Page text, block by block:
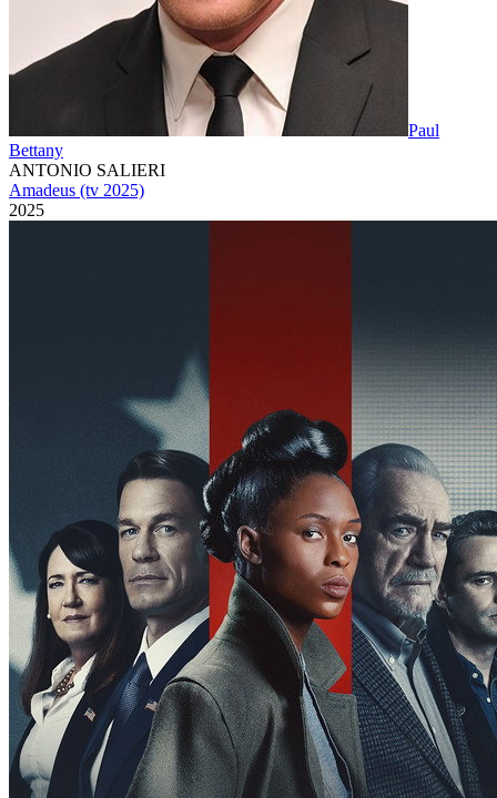
Paul
Bettany
ANTONIO SALIERI
Amadeus (tv 2025)
2025